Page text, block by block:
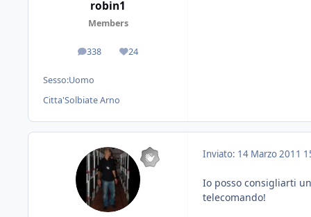
robin1
Members
338
messaggi24
Reputazione
Sesso:Uomo
Citta'Solbiate Arno
Inviato: 14 Marzo 2011
Io posso consigliarti
telecomando!